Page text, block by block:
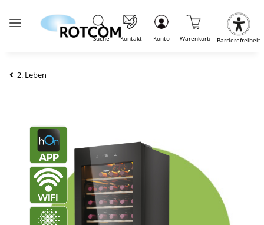
Suche Kontakt Konto Warenkorb Barrierefreiheit
2. Leben